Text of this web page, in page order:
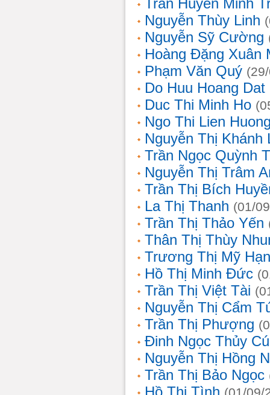
Trần Huyền Minh
Nguyễn Thùy Linh
Nguyễn Sỹ Cường
Hoàng Đặng Xuân
Phạm Văn Quý
Do Huu Hoang Dat
Duc Thi Minh Ho
Ngo Thi Lien
Nguyễn Thị Khánh
Trần Ngọc Quỳnh
Nguyễn Thị Trâm
Trần Thị Bích
La Thị Thanh (01/
Trần Thị Thảo Yến
Thân Thị Thùy
Trương Thị Mỹ
Hồ Thị Minh Đức
Trần Thị Việt Tài
Nguyễn Thị Cẩm
Trần Thị Phượng
Đinh Ngọc Thủy
Nguyễn Thị Hồng
Trần Thị Bảo Ngọc
Hồ Thị Tình